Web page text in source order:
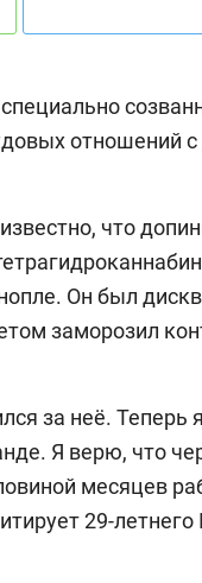
отношений
что
Он был
заморозил
за неё. Теперь
Я верю, что
месяцев
29-летнего